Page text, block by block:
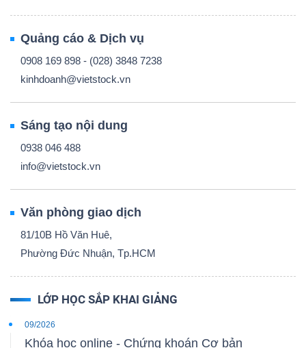
Quảng cáo & Dịch vụ
0908 169 898 - (028) 3848 7238
kinhdoanh@vietstock.vn
Sáng tạo nội dung
0938 046 488
info@vietstock.vn
Văn phòng giao dịch
81/10B Hồ Văn Huê,
Phường Đức Nhuận, Tp.HCM
LỚP HỌC SẮP KHAI GIẢNG
09/2026
Khóa học online - Chứng khoán Cơ bản